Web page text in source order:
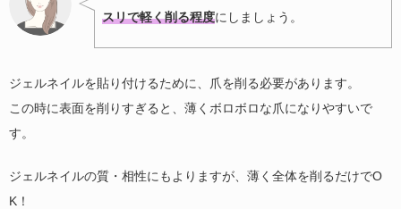
スリで軽く削る程度にしましょう。
ジェルネイルを貼り付けるために、爪を削る必要があります。
この時に表面を削りすぎると、薄くボロボロな爪になりやすいで
す。
ジェルネイルの質・相性にもよりますが、薄く全体を削るだけでO
K！